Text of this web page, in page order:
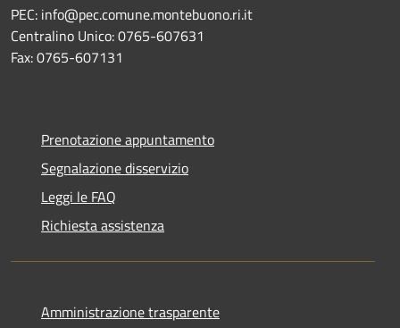
PEC: info@pec.comune.montebuono.ri.it
Centralino Unico: 0765-607631
Fax: 0765-607131
Prenotazione appuntamento
Segnalazione disservizio
Leggi le FAQ
Richiesta assistenza
Amministrazione trasparente